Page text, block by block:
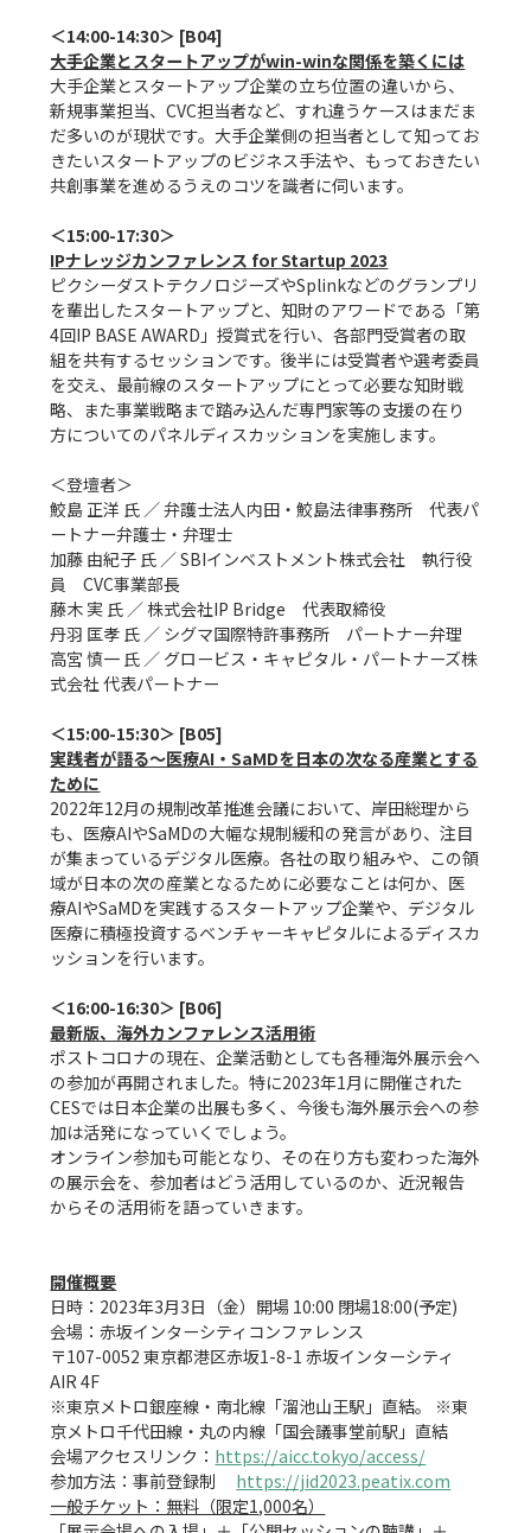
大手企業とスタートアップがwin-winな関係を築くには
大手企業とスタートアップ企業の立ち位置の違いから、
新規事業担当、CVC担当者など、すれ違うケースはまだま
だ多いのが現状です。大手企業側の担当者として知ってお
きたいスタートアップのビジネス手法や、もっておきたい
共創事業を進めるうえのコツを識者に伺います。
IPナレッジカンファレンス for Startup 2023
ピクシーダストテクノロジーズやSplinkなどのグランプリ
を輩出したスタートアップと、知財のアワードである「第
4回IP BASE AWARD」授賞式を行い、各部門受賞者の取
組を共有するセッションです。後半には受賞者や選考委員
を交え、最前線のスタートアップにとって必要な知財戦
略、また事業戦略まで踏み込んだ専門家等の支援の在り
方についてのパネルディスカッションを実施します。
＜登壇者＞
鮫島 正洋 氏 ／ 弁護士法人内田・鮫島法律事務所　代表パ
ートナー弁護士・弁理士
加藤 由紀子 氏 ／ SBIインベストメント株式会社　執行役
員　CVC事業部長
藤木 実 氏 ／ 株式会社IP Bridge　代表取締役
丹羽 匡孝 氏 ／ シグマ国際特許事務所　パートナー弁理
高宮 慎一 氏 ／ グロービス・キャピタル・パートナーズ株
式会社 代表パートナー
実践者が語る～医療AI・SaMDを日本の次なる産業とする
ために
2022年12月の規制改革推進会議において、岸田総理から
も、医療AIやSaMDの大幅な規制緩和の発言があり、注目
が集まっているデジタル医療。各社の取り組みや、この領
域が日本の次の産業となるために必要なことは何か、医
療AIやSaMDを実践するスタートアップ企業や、デジタル
医療に積極投資するベンチャーキャピタルによるディスカ
ッションを行います。
最新版、海外カンファレンス活用術
ポストコロナの現在、企業活動としても各種海外展示会へ
の参加が再開されました。特に2023年1月に開催された
CESでは日本企業の出展も多く、今後も海外展示会への参
加は活発になっていくでしょう。
オンライン参加も可能となり、その在り方も変わった海外
の展示会を、参加者はどう活用しているのか、近況報告
からその活用術を語っていきます。
開催概要
日時：2023年3月3日（金）開場 10:00 閉場18:00(予定)
会場：赤坂インターシティコンファレンス
〒107-0052 東京都港区赤坂1-8-1 赤坂インターシティ
AIR 4F
※東京メトロ銀座線・南北線「溜池山王駅」直結。 ※東
京メトロ千代田線・丸の内線「国会議事堂前駅」直結
会場アクセスリンク： https://aicc.tokyo/access/
参加方法：事前登録制
https://jid2023.peatix.com
一般チケット：無料（限定1,000名）